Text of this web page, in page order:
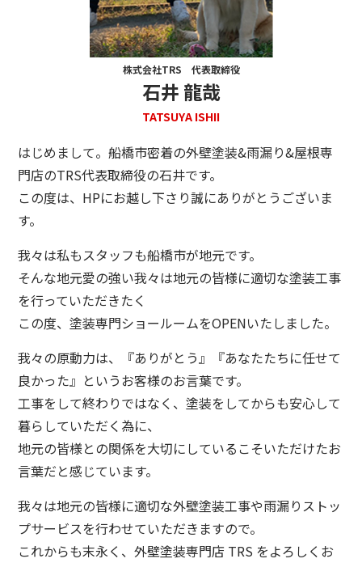
株式会社TRS 代表取締役
石井 龍哉
TATSUYA ISHII
はじめまして。船橋市密着の外壁塗装&雨漏り&屋根専
門店のTRS代表取締役の石井です。
この度は、HPにお越し下さり誠にありがとうございま
す。
我々は私もスタッフも船橋市が地元です。
そんな地元愛の強い我々は地元の皆様に適切な塗装工事
を行っていただきたく
この度、塗装専門ショールームをOPENいたしました。
我々の原動力は、『ありがとう』『あなたたちに任せて
良かった』というお客様のお言葉です。
工事をして終わりではなく、塗装をしてからも安心して
暮らしていただく為に、
地元の皆様との関係を大切にしているこそいただけたお
言葉だと感じています。
我々は地元の皆様に適切な外壁塗装工事や雨漏りストッ
プサービスを行わせていただきますので。
これからも末永く、外壁塗装専門店 TRS をよろしくお